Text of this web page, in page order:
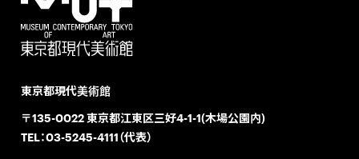
東京都現代美術館
〒135-0022 東京都江東区三好4-1-1(木場公園内)
TEL：03-5245-4111（代表）